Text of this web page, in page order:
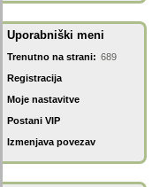
Uporabniški meni
Trenutno na strani: 689
Registracija
Moje nastavitve
Postani VIP
Izmenjava povezav